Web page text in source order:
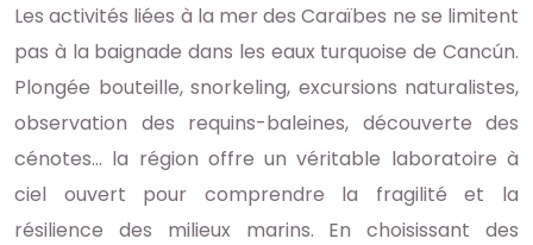
Les activités liées à la mer des Caraïbes ne se limitent
pas à la baignade dans les eaux turquoise de Cancún.
Plongée bouteille, snorkeling, excursions naturalistes,
observation des requins-baleines, découverte des
cénotes… la région offre un véritable laboratoire à
ciel ouvert pour comprendre la fragilité et la
résilience des milieux marins. En choisissant des